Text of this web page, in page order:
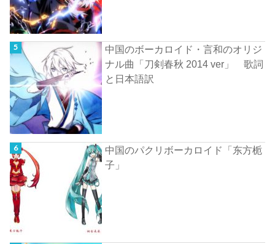
中国のボーカロイド・言和のオリジ
ナル曲「刀剣春秋 2014 ver」 歌詞
と日本語訳
中国のパクリボーカロイド「东方栀
子」